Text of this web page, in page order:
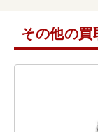
その他の買